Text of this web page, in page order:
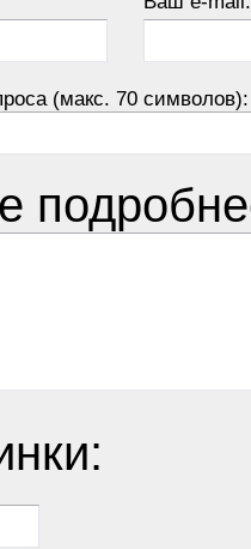
(макс. 70 символов):